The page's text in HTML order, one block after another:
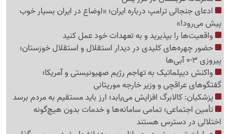
ادعای جنجالی ترامپ درباره ایران؛ «اوضاع در ایران بسیار خوب
پیش می‌رود!»
واقعیت‌ها را بپذیرید و به تعهدات خود عمل کنید
حضور چهره‌های کلیدی در دیدار استقلال و استقلال خوزستان؛
پیروزی 3-0 آبی‌ها
واکنش دیپلماتیک به تهاجم رژیم صهیونیستی و آمریکا؛
گفتگوهای عراقچی و وزیر خارجه موریتانی
پزشکیان: کالابرگ افزایش می‌یابد؛ ارز باید مستقیم به مردم برسد
تأمین اجتماعی؛ تمامی سامانه‌ها و خدمات بدون هیچ‌گونه
اختلالی در دسترس هستند